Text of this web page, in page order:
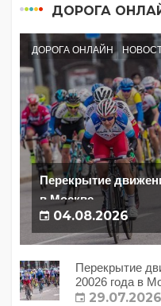
ДОРОГА
ДОРОГА ОНЛАЙН
Перекрытие
в Москве
04.08.2026
Перекрытие
20026 года в
29.07.2026